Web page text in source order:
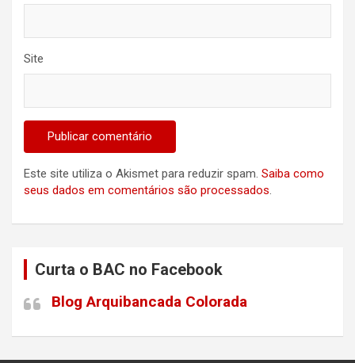
Site
Este site utiliza o Akismet para reduzir spam. Saiba como
seus dados em comentários são processados.
Curta o BAC no Facebook
Blog Arquibancada Colorada